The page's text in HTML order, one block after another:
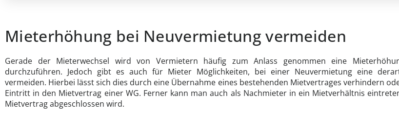
Mieterhöhung bei Neuvermietung vermeiden
Gerade der Mieterwechsel wird von Vermietern häufig zum Anlass genommen eine
durchzuführen. Jedoch gibt es auch für Mieter Möglichkeiten, bei einer Neuvermietung eine
vermeiden. Hierbei lässt sich dies durch eine Übernahme eines bestehenden Mietvertrages verhindern
Eintritt in den Mietvertrag einer WG. Ferner kann man auch als Nachmieter in ein Mietverhältnis
Mietvertrag abgeschlossen wird.